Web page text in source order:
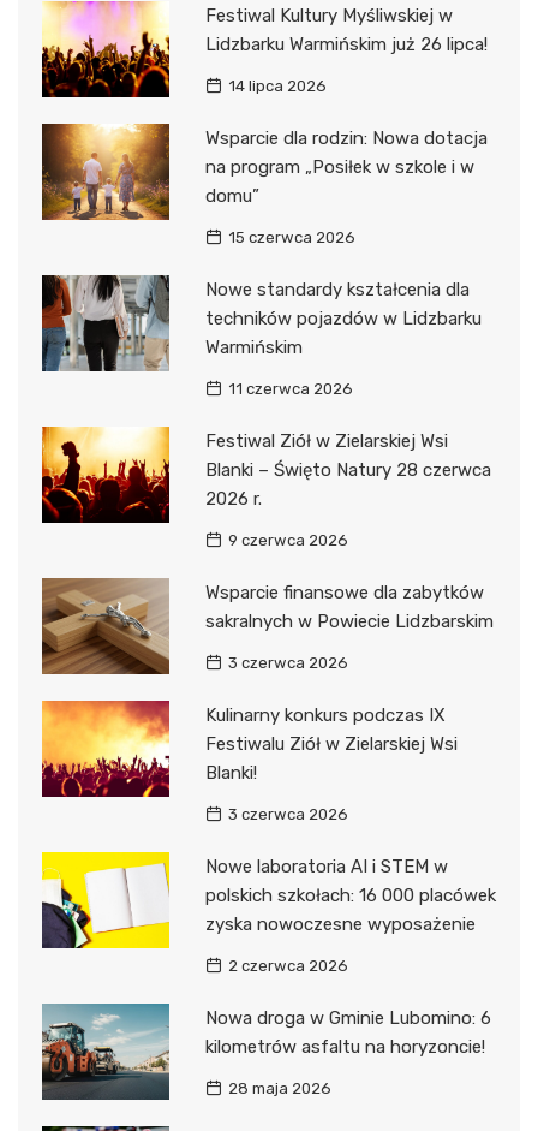
Festiwal Kultury Myśliwskiej w
Lidzbarku Warmińskim już 26 lipca!
14 lipca 2026
Wsparcie dla rodzin: Nowa dotacja
na program „Posiłek w szkole i w
domu”
15 czerwca 2026
Nowe standardy kształcenia dla
techników pojazdów w Lidzbarku
Warmińskim
11 czerwca 2026
Festiwal Ziół w Zielarskiej Wsi
Blanki – Święto Natury 28 czerwca
2026 r.
9 czerwca 2026
Wsparcie finansowe dla zabytków
sakralnych w Powiecie Lidzbarskim
3 czerwca 2026
Kulinarny konkurs podczas IX
Festiwalu Ziół w Zielarskiej Wsi
Blanki!
3 czerwca 2026
Nowe laboratoria AI i STEM w
polskich szkołach: 16 000 placówek
zyska nowoczesne wyposażenie
2 czerwca 2026
Nowa droga w Gminie Lubomino: 6
kilometrów asfaltu na horyzoncie!
28 maja 2026